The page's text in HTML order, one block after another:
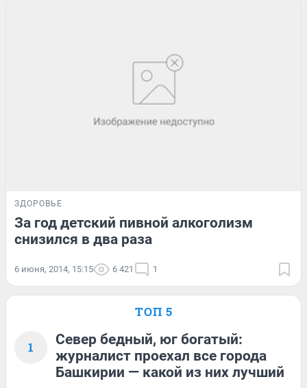
ЗДОРОВЬЕ
За год детский пивной алкоголизм
снизился в два раза
6 июня, 2014, 15:15 6 421 1
ТОП 5
1
Север бедный, юг богатый:
журналист проехал все города
Башкирии — какой из них лучший